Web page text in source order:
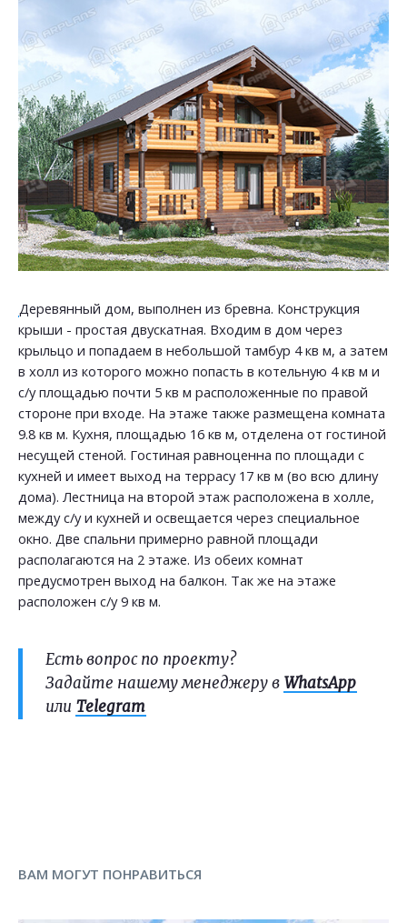
Деревянный дом, выполнен из бревна. Конструкция
крыши - простая двускатная. Входим в дом через
крыльцо и попадаем в небольшой тамбур 4 кв м, а затем
в холл из которого можно попасть в котельную 4 кв м и
с/у площадью почти 5 кв м расположенные по правой
стороне при входе. На этаже также размещена комната
9.8 кв м. Кухня, площадью 16 кв м, отделена от гостиной
несущей стеной. Гостиная равноценна по площади с
кухней и имеет выход на террасу 17 кв м (во всю длину
дома). Лестница на второй этаж расположена в холле,
между с/у и кухней и освещается через специальное
окно. Две спальни примерно равной площади
располагаются на 2 этаже. Из обеих комнат
предусмотрен выход на балкон. Так же на этаже
расположен с/у 9 кв м.
Есть вопрос по проекту?
Задайте нашему менеджеру в WhatsApp
или Telegram
ВАМ МОГУТ ПОНРАВИТЬСЯ